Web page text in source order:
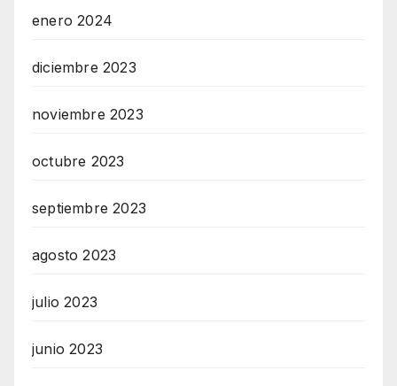
enero 2024
diciembre 2023
noviembre 2023
octubre 2023
septiembre 2023
agosto 2023
julio 2023
junio 2023